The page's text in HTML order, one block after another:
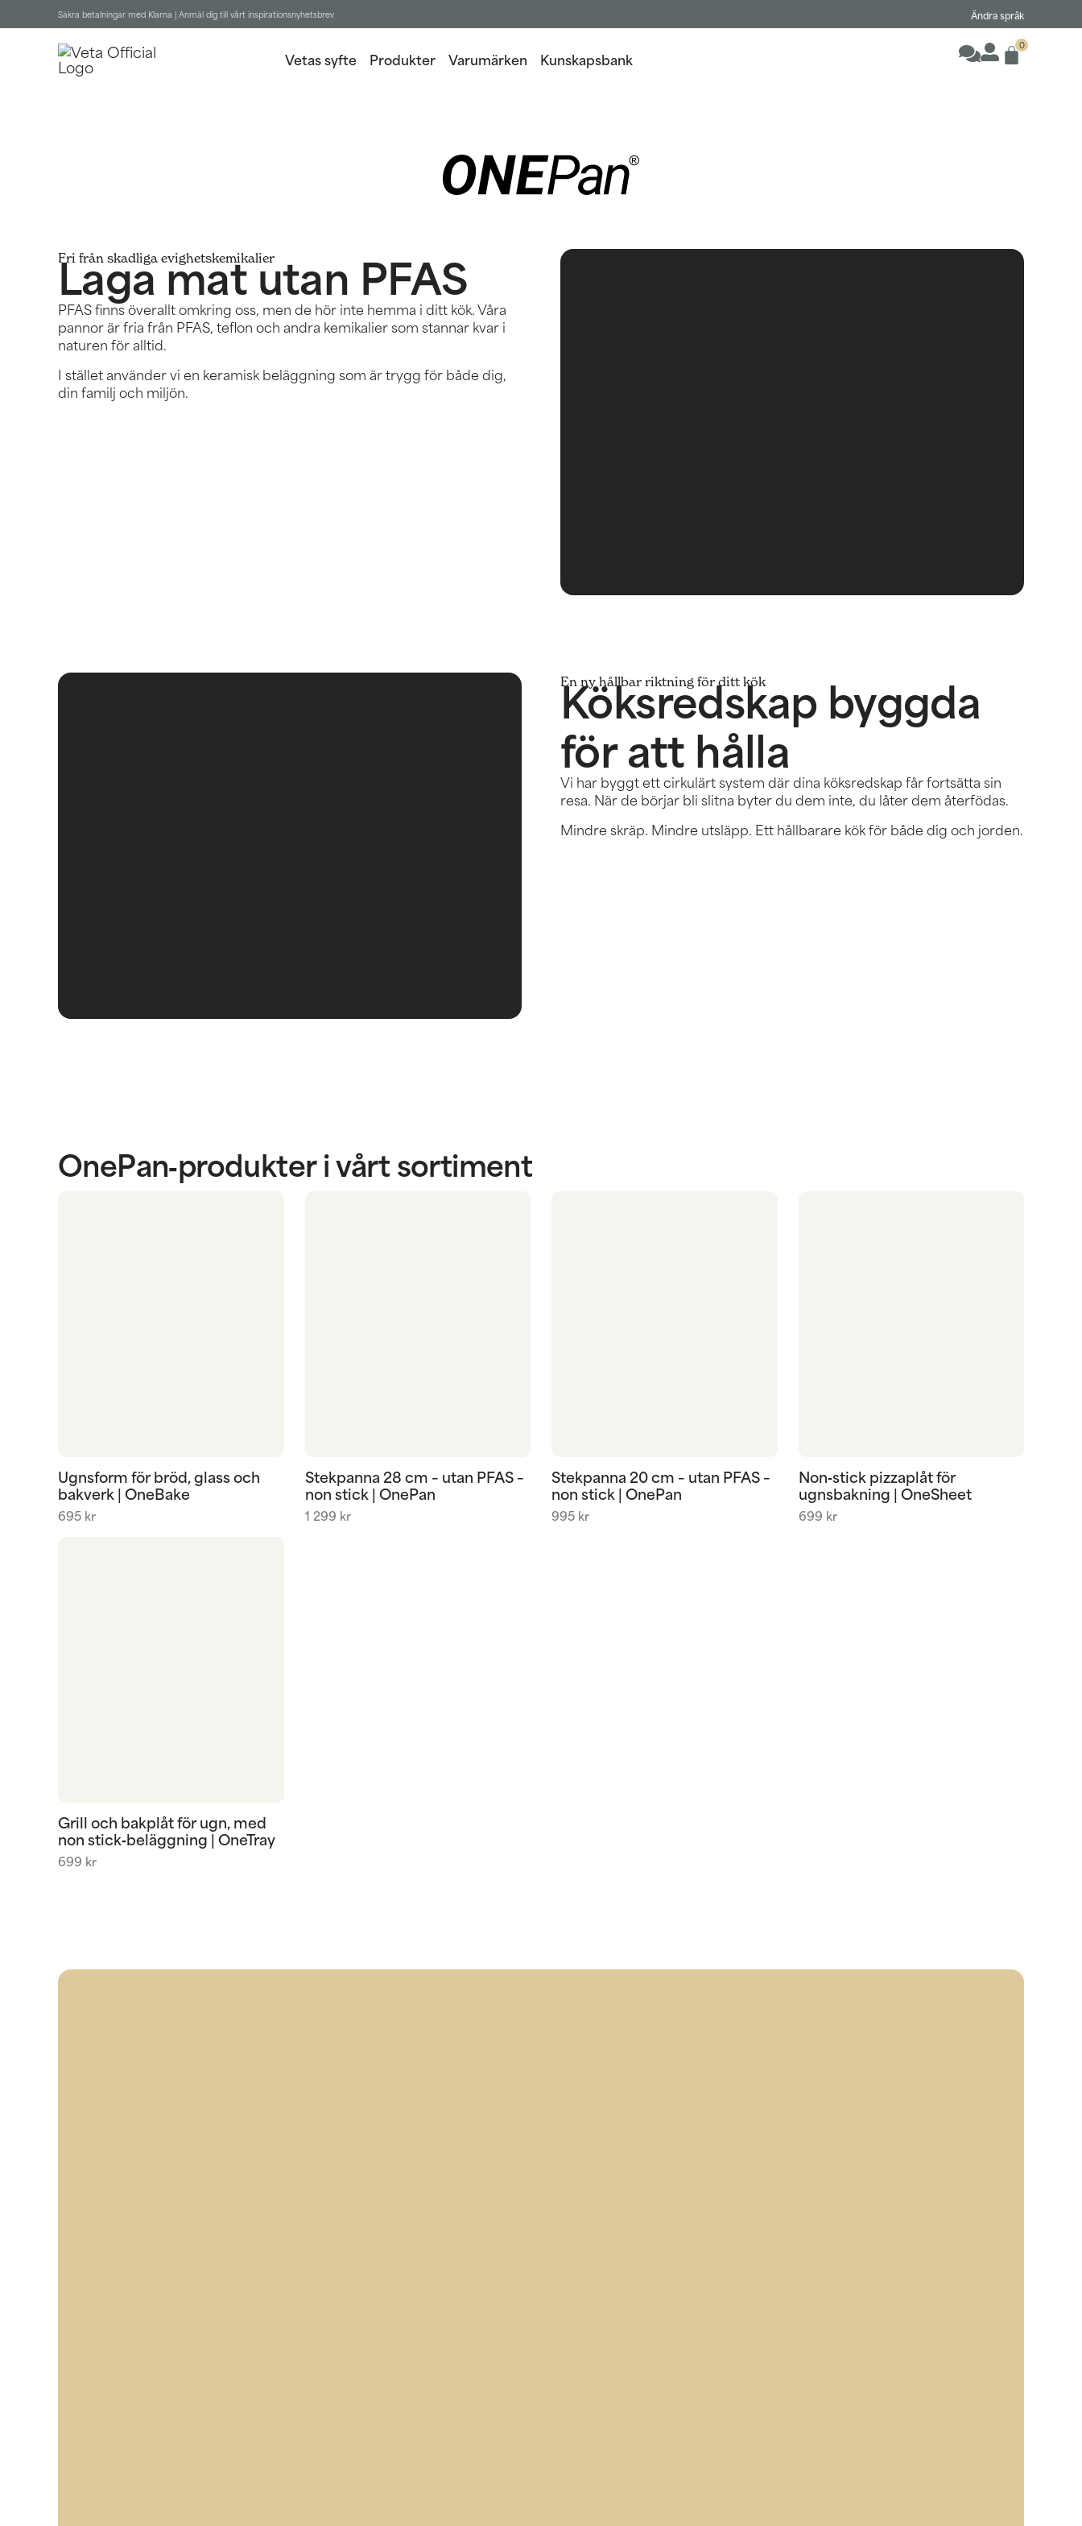
Säkra betalningar med Klarna | Anmäl dig till vårt inspirationsnyhetsbrev Ändra språk
Vetas syfte Produkter Varumärken Kunskapsbank
0
Fri från skadliga evighetskemikalier
Laga mat utan PFAS
PFAS finns överallt omkring oss, men de hör inte hemma i ditt kök. Våra
pannor är fria från PFAS, teflon och andra kemikalier som stannar kvar i
naturen för alltid.
I stället använder vi en keramisk beläggning som är trygg för både dig,
din familj och miljön.
En ny hållbar riktning för ditt kök
Köksredskap byggda
för att hålla
Vi har byggt ett cirkulärt system där dina köksredskap får fortsätta sin
resa. När de börjar bli slitna byter du dem inte, du låter dem återfödas.
Mindre skräp. Mindre utsläpp. Ett hållbarare kök för både dig och jorden.
OnePan‑produkter i vårt sortiment
Ugnsform för bröd, glass och
bakverk | OneBake
695 kr
Stekpanna 28 cm – utan PFAS –
non stick | OnePan
1 299 kr
Stekpanna 20 cm – utan PFAS –
non stick | OnePan
995 kr
Non‑stick pizzaplåt för
ugnsbakning | OneSheet
699 kr
Grill och bakplåt för ugn, med
non stick‑beläggning | OneTray
699 kr